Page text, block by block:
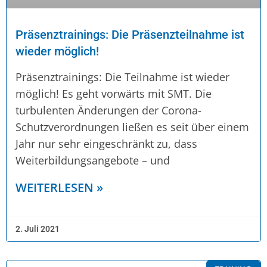
Präsenztrainings: Die Präsenzteilnahme ist
wieder möglich!
Präsenztrainings: Die Teilnahme ist wieder
möglich! Es geht vorwärts mit SMT. Die
turbulenten Änderungen der Corona-
Schutzverordnungen ließen es seit über einem
Jahr nur sehr eingeschränkt zu, dass
Weiterbildungsangebote – und
WEITERLESEN »
2. Juli 2021